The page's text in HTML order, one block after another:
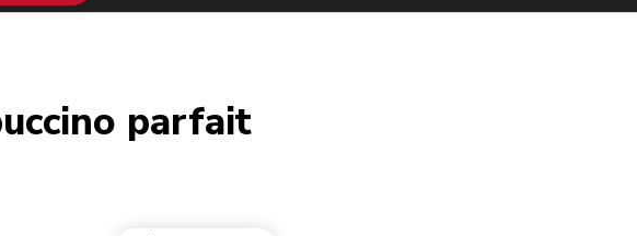
parfait